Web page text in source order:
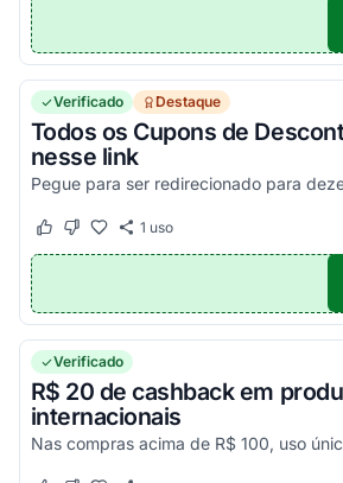
Verificado Destaque
Todos os Cupons de
nesse link
Este cupom funcionou
Este cupom não funcionou
1 uso
Verificado
R$ 20 de cashback em
internacionais